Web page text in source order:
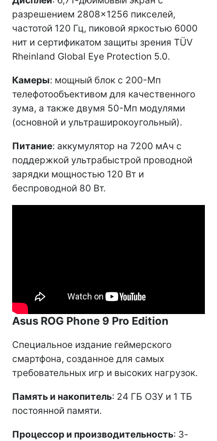
разрешением 2808×1256 пикселей,
частотой 120 Гц, пиковой яркостью 6000
нит и сертификатом защиты зрения TÜV
Rheinland Global Eye Protection 5.0.
Камеры: мощный блок с 200-Мп
телефотообъективом для качественного
зума, а также двумя 50-Мп модулями
(основной и ультраширокоугольный).
Питание: аккумулятор на 7200 мАч с
поддержкой ультрабыстрой проводной
зарядки мощностью 120 Вт и
беспроводной 80 Вт.
Asus ROG Phone 9 Pro Edition
Специальное издание геймерского
смартфона, созданное для самых
требовательных игр и высоких нагрузок.
Память и накопитель: 24 ГБ ОЗУ и 1 ТБ
постоянной памяти.
Процессор и производительность: 3-